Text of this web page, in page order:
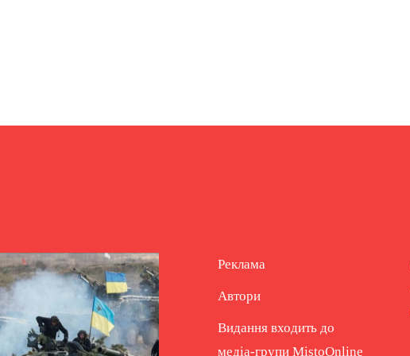
Реклама
Автори
Видання входить до
медіа-групи MistoOnline